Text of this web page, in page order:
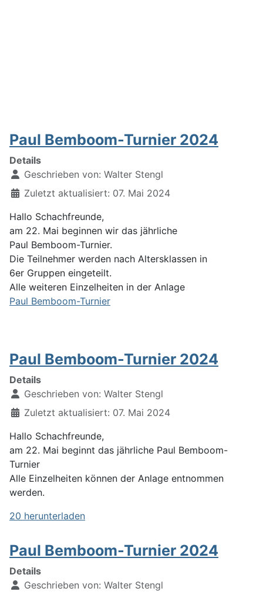
Paul Bemboom-Turnier 2024
Details
Geschrieben von: Walter Stengl
Zuletzt aktualisiert: 07. Mai 2024
Hallo Schachfreunde,
am 22. Mai beginnen wir das jährliche
Paul Bemboom-Turnier.
Die Teilnehmer werden nach Altersklassen in
6er Gruppen eingeteilt.
Alle weiteren Einzelheiten in der Anlage
Paul Bemboom-Turnier
Paul Bemboom-Turnier 2024
Details
Geschrieben von: Walter Stengl
Zuletzt aktualisiert: 07. Mai 2024
Hallo Schachfreunde,
am 22. Mai beginnt das jährliche Paul Bemboom-
Turnier
Alle Einzelheiten können der Anlage entnommen
werden.
20 herunterladen
Paul Bemboom-Turnier 2024
Details
Geschrieben von: Walter Stengl